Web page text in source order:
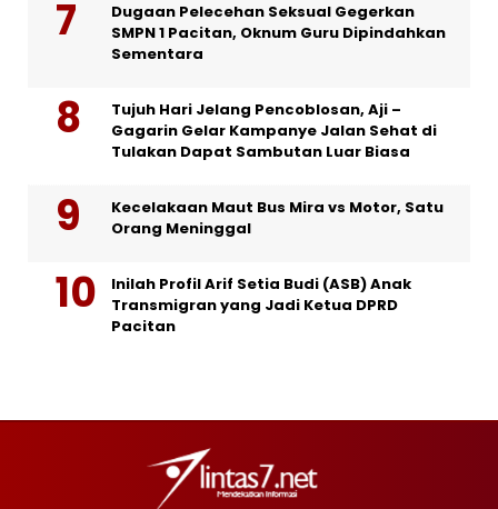
Dugaan Pelecehan Seksual Gegerkan
SMPN 1 Pacitan, Oknum Guru Dipindahkan
Sementara
Tujuh Hari Jelang Pencoblosan, Aji –
Gagarin Gelar Kampanye Jalan Sehat di
Tulakan Dapat Sambutan Luar Biasa
Kecelakaan Maut Bus Mira vs Motor, Satu
Orang Meninggal
Inilah Profil Arif Setia Budi (ASB) Anak
Transmigran yang Jadi Ketua DPRD
Pacitan